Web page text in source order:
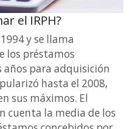
el IRPH?
y se llama
los préstamos
para adquisición
hasta el 2008,
sus máximos. El
cuenta la media de los